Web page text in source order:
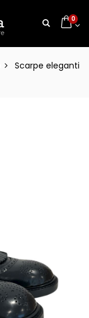
0
Scarpe eleganti